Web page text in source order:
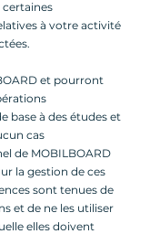
à votre activité
et pourront
base à des études et
cas
de MOBILBOARD
la gestion de ces
sont tenues de
et de ne les utiliser
elles doivent